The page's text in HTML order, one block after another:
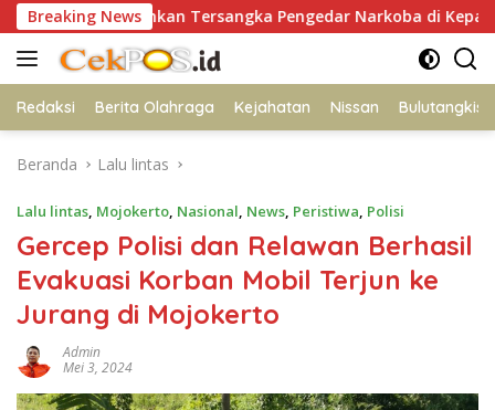
Langsung
ke
konten
Breaking News
Amankan Tersangka Pengedar Narkoba di Kepanjen, Sita
Redaksi Berita Olahraga Kejahatan Nissan Bulutangkis
Beranda Lalu lintas
Lalu lintas, Mojokerto, Nasional, News, Peristiwa, Polisi
Gercep Polisi dan Relawan Berhasil
Evakuasi Korban Mobil Terjun ke
Jurang di Mojokerto
Admin
Mei 3, 2024